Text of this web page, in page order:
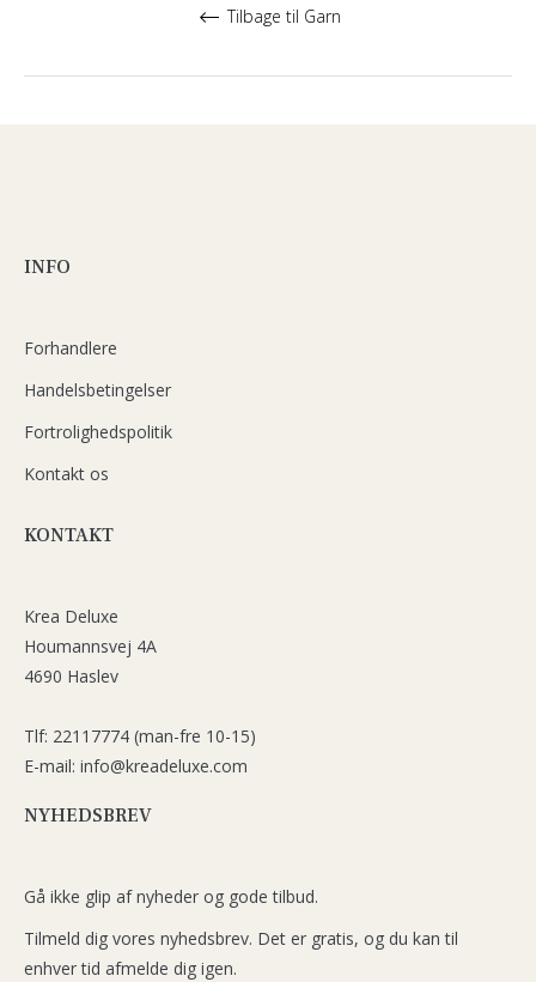
Tilbage til Garn
INFO
Forhandlere
Handelsbetingelser
Fortrolighedspolitik
Kontakt os
KONTAKT
Krea Deluxe
Houmannsvej 4A
4690 Haslev
Tlf: 22117774 (man-fre 10-15)
E-mail: info@kreadeluxe.com
NYHEDSBREV
Gå ikke glip af nyheder og gode tilbud.
Tilmeld dig vores nyhedsbrev. Det er gratis, og du kan til
enhver tid afmelde dig igen.